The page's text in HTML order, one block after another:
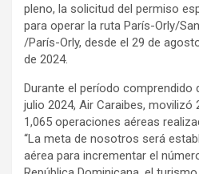
pleno, la solicitud del permiso
para operar la ruta París-Orly/
/París-Orly, desde el 29 de
de 2024.
Durante el período comprendido
julio 2024, Air Caraibes, movilizó
1,065 operaciones aéreas
“La meta de nosotros será
aérea para incrementar el